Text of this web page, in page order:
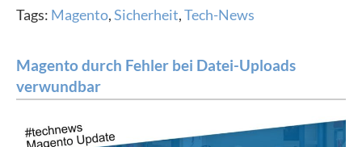
Tags: Magento,Sicherheit,Tech-News
Magento durch Fehler bei Datei-Uploads
verwundbar